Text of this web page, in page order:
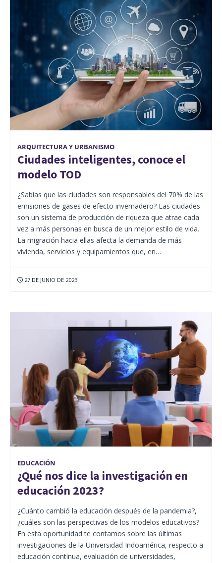
ARQUITECTURA Y URBANISMO
Ciudades inteligentes, conoce el
modelo TOD
¿Sabías que las ciudades son responsables del 70% de las
emisiones de gases de efecto invernadero? Las ciudades
son un sistema de producción de riqueza que atrae cada
vez a más personas en busca de un mejor estilo de vida.
La migración hacia ellas afecta la demanda de más
vivienda, servicios y equipamientos que, en…
27 DE JUNIO DE 2023
EDUCACIÓN
¿Qué nos dice la investigación en
educación 2023?
¿Cuánto cambió la educación después de la pandemia?,
¿cuáles son las perspectivas de los modelos educativos?
En esta oportunidad te contamos sobre las últimas
investigaciones de la Universidad Indoamérica, respecto a
educación continua, evaluación de universidades,